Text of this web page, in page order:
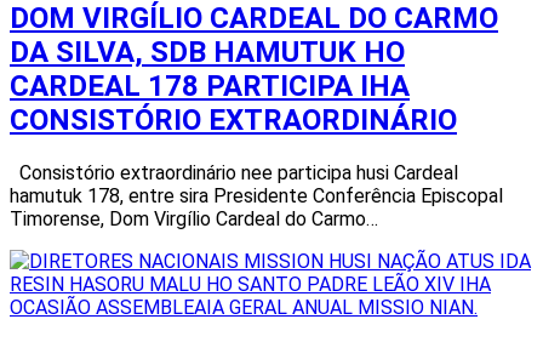
DOM VIRGÍLIO CARDEAL DO CARMO
DA SILVA, SDB HAMUTUK HO
CARDEAL 178 PARTICIPA IHA
CONSISTÓRIO EXTRAORDINÁRIO
Consistório extraordinário nee participa husi Cardeal
hamutuk 178, entre sira Presidente Conferência Episcopal
Timorense, Dom Virgílio Cardeal do Carmo…